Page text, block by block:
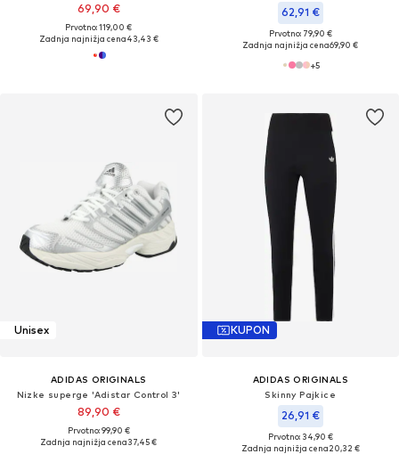
69,90 €
Prvotno: 119,00 €
Zadnja najnižja cena43,43 €
62,91 €
Prvotno: 79,90 €
Zadnja najnižja cena69,90 €
+5
Unisex
ADIDAS ORIGINALS
Nizke superge 'Adistar Control 3'
89,90 €
Prvotno: 99,90 €
Zadnja najnižja cena37,45 €
KUPON
ADIDAS ORIGINALS
Skinny Pajkice
26,91 €
Prvotno: 34,90 €
Zadnja najnižja cena20,32 €